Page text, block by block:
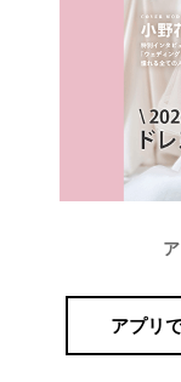
アプリ
最
新
ド
レ
ス
記
事
を
h
プ
ラ
ン
ナ
ー
ラ
ン
キ
グ
プ
ラ
ン
ナ
ー
レ
ポ
を
る